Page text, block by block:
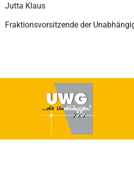
Jutta Klaus
Fraktionsvorsitzende der